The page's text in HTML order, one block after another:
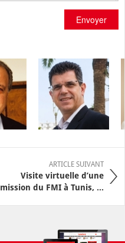
Envoyer
ARTICLE SUIVANT
Visite virtuelle d’une
mission du FMI à Tunis, ...